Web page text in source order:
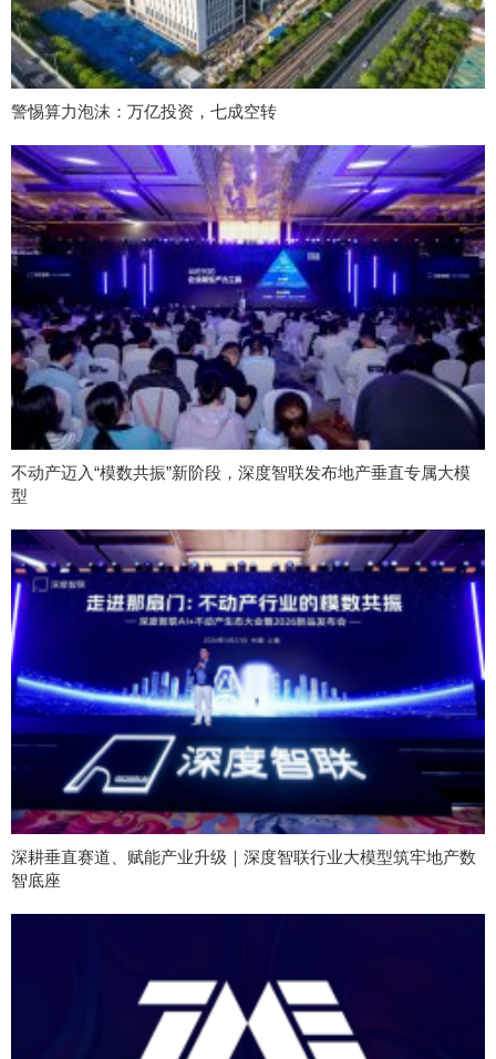
警惕算力泡沫：万亿投资，七成空转
不动产迈入“模数共振”新阶段，深度智联发布地产垂直专属大模
型
深耕垂直赛道、赋能产业升级｜深度智联行业大模型筑牢地产数
智底座